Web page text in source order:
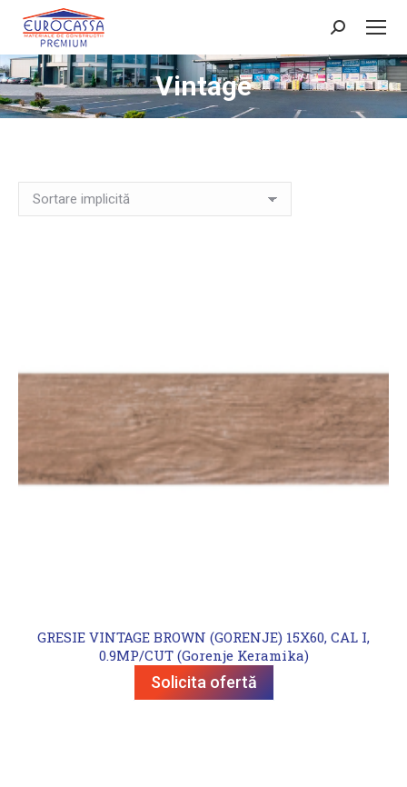
Search:
Vintage
GRESIE VINTAGE BROWN (GORENJE) 15X60, CAL I,
0.9MP/CUT (Gorenje Keramika)
Solicita ofertă